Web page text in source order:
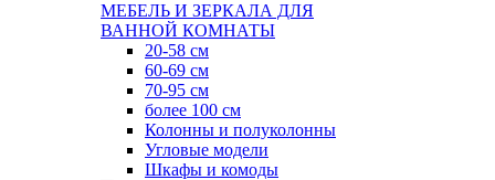
МЕБЕЛЬ И ЗЕРКАЛА ДЛЯ
ВАННОЙ КОМНАТЫ
20-58 см
60-69 см
70-95 см
более 100 см
Колонны и полуколонны
Угловые модели
Шкафы и комоды